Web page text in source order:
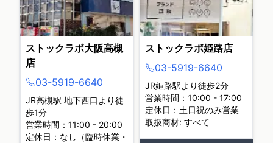
ストックラボ大阪高槻
店
03-5919-6640
JR高槻駅 地下西口より徒
歩1分
営業時間：11:00 - 20:00
定休日：なし（臨時休業・
ストックラボ姫路店
03-5919-6640
JR姫路駅より徒歩2分
営業時間：10:00 - 17:00
定休日：土日祝のみ営業
取扱商材: すべて